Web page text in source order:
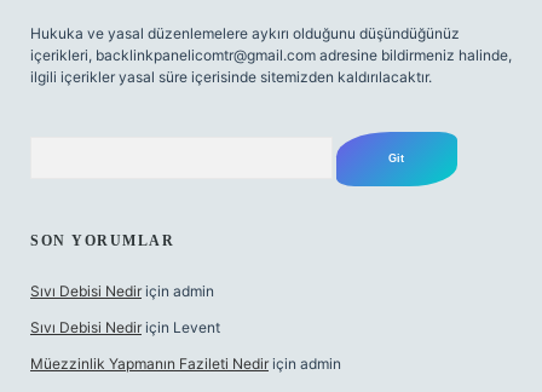
Hukuka ve yasal düzenlemelere aykırı olduğunu düşündüğünüz
içerikleri, backlinkpanelicomtr@gmail.com adresine bildirmeniz halinde,
ilgili içerikler yasal süre içerisinde sitemizden kaldırılacaktır.
SON YORUMLAR
Sıvı Debisi Nedir için admin
Sıvı Debisi Nedir için Levent
Müezzinlik Yapmanın Fazileti Nedir için admin